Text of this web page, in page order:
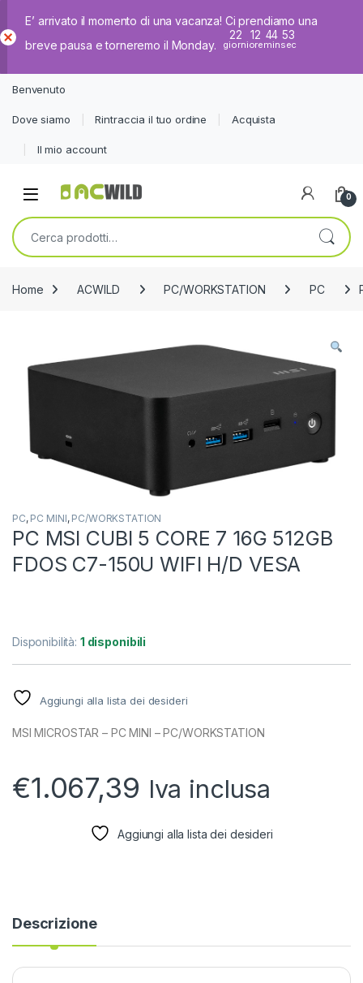
E’ arrivato il momento di una vacanza! Ci prendiamo una
breve pausa e torneremo il Monday.
22
giorni
12
ore
44
min
53
sec
iud
Benvenuto
Dove siamo Rintraccia il tuo ordine Acquista
Il mio account
0
Cerca:
Home ACWILD PC/WORKSTATION PC
PC, PC MINI, PC/WORKSTATION
PC MSI CUBI 5 CORE 7 16G 512GB
FDOS C7-150U WIFI H/D VESA
Disponibilità: 1 disponibili
Aggiungi alla lista dei desideri
MSI MICROSTAR – PC MINI – PC/WORKSTATION
€1.067,39 Iva inclusa
Aggiungi alla lista dei desideri
Descrizione